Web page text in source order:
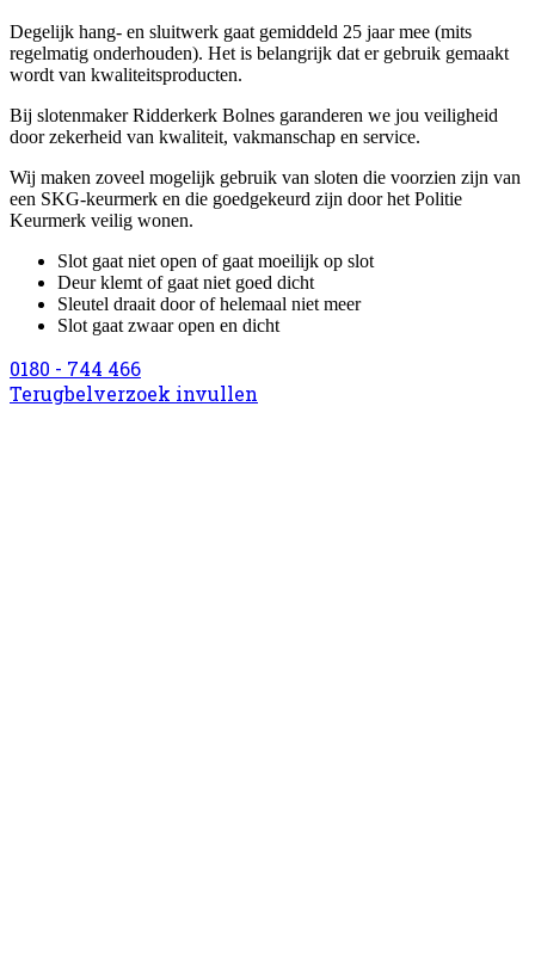
Degelijk hang- en sluitwerk gaat gemiddeld 25 jaar mee (mits
regelmatig onderhouden). Het is belangrijk dat er gebruik gemaakt
wordt van kwaliteitsproducten.
Bij slotenmaker Ridderkerk Bolnes garanderen we jou veiligheid
door zekerheid van kwaliteit, vakmanschap en service.
Wij maken zoveel mogelijk gebruik van sloten die voorzien zijn van
een SKG-keurmerk en die goedgekeurd zijn door het Politie
Keurmerk veilig wonen.
Slot gaat niet open of gaat moeilijk op slot
Deur klemt of gaat niet goed dicht
Sleutel draait door of helemaal niet meer
Slot gaat zwaar open en dicht
0180 - 744 466
Terugbelverzoek invullen